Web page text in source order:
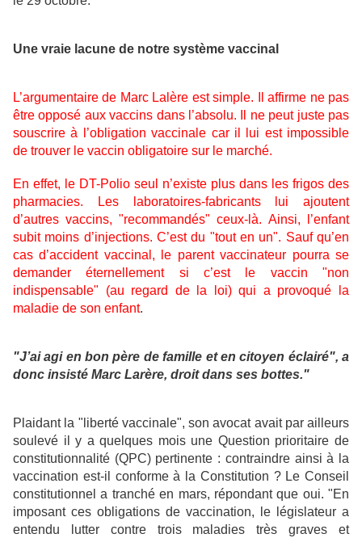
Une vraie lacune de notre système vaccinal
L’argumentaire de Marc Lalère est simple. Il affirme ne pas
être opposé aux vaccins dans l’absolu. Il ne peut juste pas
souscrire à l’obligation vaccinale car il lui est impossible
de trouver le vaccin obligatoire sur le marché.
En effet, le DT-Polio seul n’existe plus dans les frigos des
pharmacies. Les laboratoires-fabricants lui ajoutent
d’autres vaccins, "recommandés" ceux-là. Ainsi, l’enfant
subit moins d’injections. C’est du "tout en un". Sauf qu’en
cas d’accident vaccinal, le parent vaccinateur pourra se
demander éternellement si c’est le vaccin "non
indispensable" (au regard de la loi) qui a provoqué la
maladie de son enfant.
"J’ai agi en bon père de famille et en citoyen éclairé", a
donc insisté Marc Larère, droit dans ses bottes."
Plaidant la "liberté vaccinale", son avocat avait par ailleurs
soulevé il y a quelques mois une Question prioritaire de
constitutionnalité (QPC) pertinente : contraindre ainsi à la
vaccination est-il conforme à la Constitution ? Le Conseil
constitutionnel a tranché en mars, répondant que oui. "En
imposant ces obligations de vaccination, le législateur a
entendu lutter contre trois maladies très graves et